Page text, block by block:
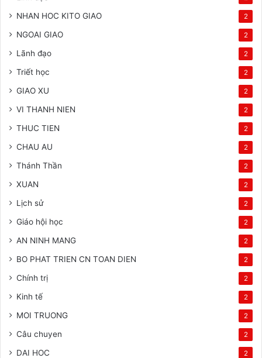
NHAN HOC KITO GIAO 2
NGOAI GIAO 2
Lãnh đạo 2
Triết học 2
GIAO XU 2
VI THANH NIEN 2
THUC TIEN 2
CHAU AU 2
Thánh Thần 2
XUAN 2
Lịch sử 2
Giáo hội học 2
AN NINH MANG 2
BO PHAT TRIEN CN TOAN DIEN 2
Chính trị 2
Kinh tế 2
MOI TRUONG 2
Câu chuyen 2
DAI HOC 2